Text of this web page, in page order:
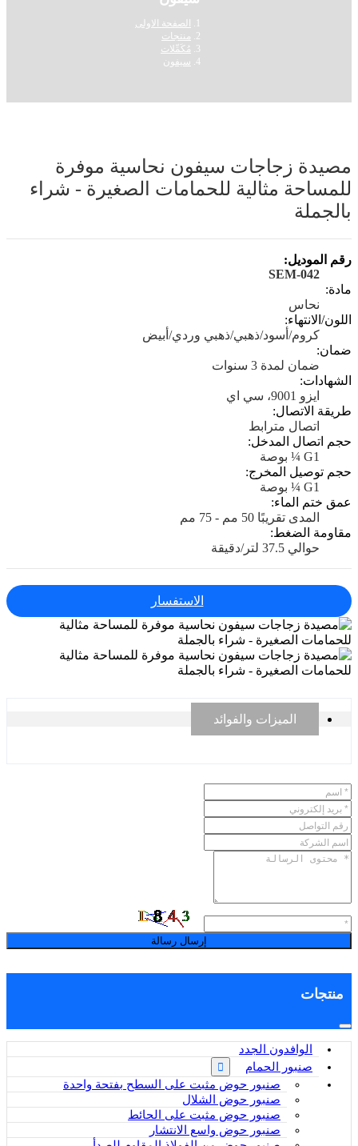
الصفحة الاولى
منتجات
مُكَمِّلات
سيفون
مصيدة زجاجات سيفون نحاسية موفرة
للمساحة مثالية للحمامات الصغيرة - شراء
بالجملة
رقم الموديل:
SEM-042
مادة:
نحاس
اللون/الانتهاء:
كروم/أسود/ذهبي/ذهبي وردي/أبيض
ضمان:
ضمان لمدة 3 سنوات
الشهادات:
ايزو 9001، سي اي
طريقة الاتصال:
اتصال مترابط
حجم اتصال المدخل:
G1 ¼ بوصة
حجم توصيل المخرج:
G1 ¼ بوصة
عمق ختم الماء:
المدى تقريبًا 50 مم - 75 مم
مقاومة الضغط:
حوالي 37.5 لتر/دقيقة
الاستفسار
الميزات والفوائد
إرسال رسالة
منتجات
الوافدون الجدد
صنبور الحمام
صنبور حوض مثبت على السطح بفتحة واحدة
صنبور حوض الشلال
صنبور حوض مثبت على الحائط
صنبور حوض واسع الانتشار